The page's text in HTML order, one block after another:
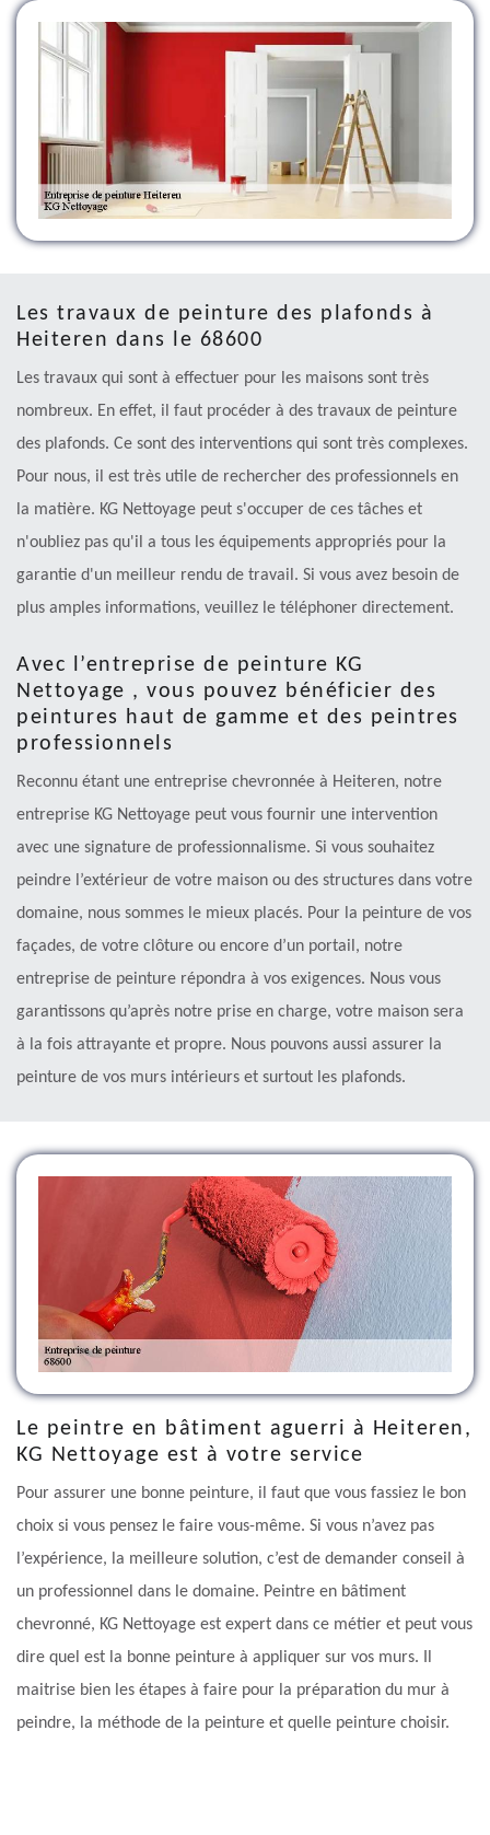
Les travaux de peinture des plafonds à
Heiteren dans le 68600
Les travaux qui sont à effectuer pour les maisons sont très
nombreux. En effet, il faut procéder à des travaux de peinture
des plafonds. Ce sont des interventions qui sont très complexes.
Pour nous, il est très utile de rechercher des professionnels en
la matière. KG Nettoyage peut s'occuper de ces tâches et
n'oubliez pas qu'il a tous les équipements appropriés pour la
garantie d'un meilleur rendu de travail. Si vous avez besoin de
plus amples informations, veuillez le téléphoner directement.
Avec l’entreprise de peinture KG
Nettoyage , vous pouvez bénéficier des
peintures haut de gamme et des peintres
professionnels
Reconnu étant une entreprise chevronnée à Heiteren, notre
entreprise KG Nettoyage peut vous fournir une intervention
avec une signature de professionnalisme. Si vous souhaitez
peindre l’extérieur de votre maison ou des structures dans votre
domaine, nous sommes le mieux placés. Pour la peinture de vos
façades, de votre clôture ou encore d’un portail, notre
entreprise de peinture répondra à vos exigences. Nous vous
garantissons qu’après notre prise en charge, votre maison sera
à la fois attrayante et propre. Nous pouvons aussi assurer la
peinture de vos murs intérieurs et surtout les plafonds.
Le peintre en bâtiment aguerri à Heiteren,
KG Nettoyage est à votre service
Pour assurer une bonne peinture, il faut que vous fassiez le bon
choix si vous pensez le faire vous-même. Si vous n’avez pas
l’expérience, la meilleure solution, c’est de demander conseil à
un professionnel dans le domaine. Peintre en bâtiment
chevronné, KG Nettoyage est expert dans ce métier et peut vous
dire quel est la bonne peinture à appliquer sur vos murs. Il
maitrise bien les étapes à faire pour la préparation du mur à
peindre, la méthode de la peinture et quelle peinture choisir.